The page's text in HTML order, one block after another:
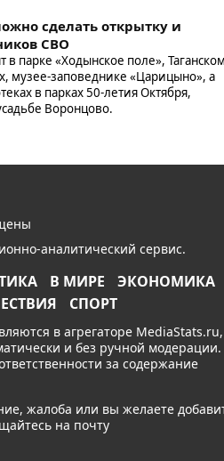
сделать открытку и
СВО
в парке «Ходынское поле»,
музее-заповеднике «Царицыно», а
в парках 50-летия Октября,
Воронцово.
аналитический сервис.
В МИРЕ
ЭКОНОМИКА
СПОРТ
в агрегаторе MediaStats.ru,
и без ручной модерации.
за содержание
жалоба или вы желаете
на почту